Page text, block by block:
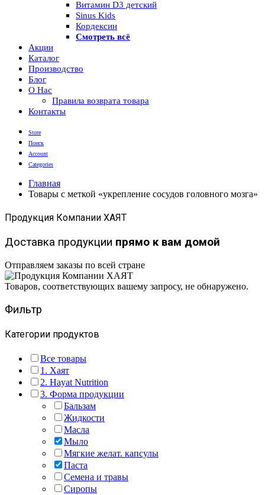
Витамин D3 детский
Sinus Kids
Кордексин
Смотреть всё
Акции
Каталог
Производство
Блог
О Нас
Правила возврата товара
Контакты
Store
Поиск
Account
Categories
Главная
Товары с меткой «укрепление сосудов головного мозга»
Продукция Компании ХАЯТ
Доставка продукции прямо к вам домой
Отправляем заказы по всей стране
Товаров, соответствующих вашему запросу, не обнаружено.
Фильтр
Категории продуктов
Все товары
1. Хаят
2. Hayat Nutrition
3. Форма продукции
Бальзам
Жидкости
Масла
Мыло
Мягкие желат. капсулы
Паста
Семена и травы
Сиропы